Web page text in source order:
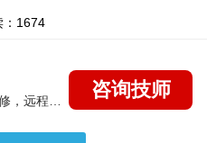
：1674
咨询技师